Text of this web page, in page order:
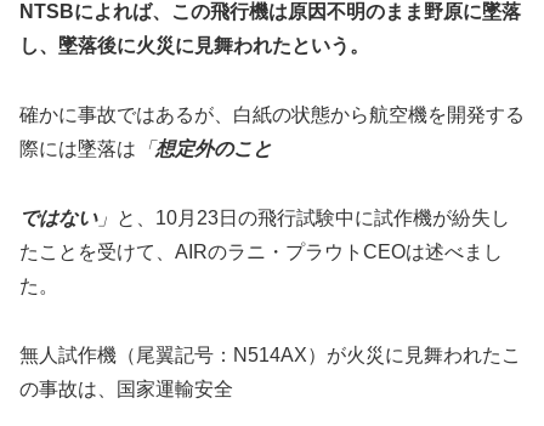
NTSBによれば、この飛行機は原因不明のまま野原に墜落
し、墜落後に火災に見舞われたという。
確かに事故ではあるが、白紙の状態から航空機を開発する
際には墜落は 「 想定外のこと
ではない」 と、10月23日の飛行試験中に試作機が紛失し
たことを受けて、AIRのラニ・プラウトCEOは述べまし
た。
無人試作機（尾翼記号：N514AX）が火災に見舞われたこ
の事故は、国家運輸安全